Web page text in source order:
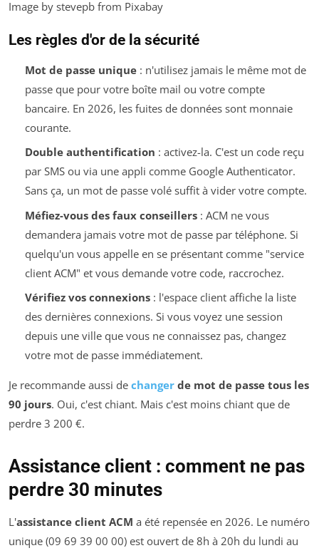
Image by stevepb from Pixabay
Les règles d'or de la sécurité
Mot de passe unique: n'utilisez jamais le même mot de
passe que pour votre boîte mail ou votre compte
bancaire. En 2026, les fuites de données sont monnaie
courante.
Double authentification : activez-la. C'est un code reçu
par SMS ou via une appli comme Google Authenticator.
Sans ça, un mot de passe volé suffit à vider votre compte.
Méfiez-vous des faux conseillers: ACM ne vous
demandera jamais votre mot de passe par téléphone. Si
quelqu'un vous appelle en se présentant comme "service
client ACM" et vous demande votre code, raccrochez.
Vérifiez vos connexions: l'espace client affiche la liste
des dernières connexions. Si vous voyez une session
depuis une ville que vous ne connaissez pas, changez
votre mot de passe immédiatement.
Je recommande aussi de changer de mot de passe tous les
90 jours. Oui, c'est chiant. Mais c'est moins chiant que de
perdre 3 200 €.
Assistance client : comment ne pas
perdre 30 minutes
L'assistance client ACM a été repensée en 2026. Le numéro
unique (09 69 39 00 00) est ouvert de 8h à 20h du lundi au